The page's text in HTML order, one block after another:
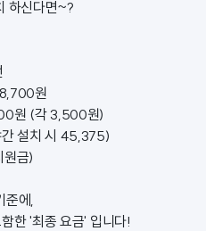
하신다면~?
원
원 (각 3,500원)
설치 시 45,375)
금)
준에,
한 '최종 요금' 입니다!